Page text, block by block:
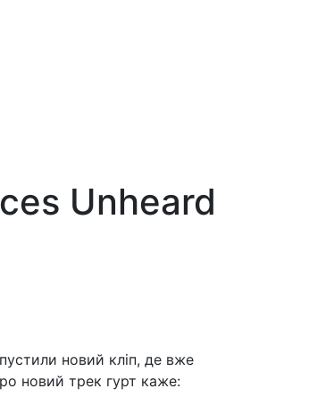
Unheard
новий кліп, де вже
новий трек гурт каже: